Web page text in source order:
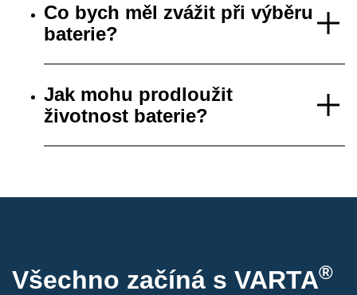
Co bych měl zvážit při výběru
baterie?
Jak mohu prodloužit
životnost baterie?
Všechno začíná s VARTA®